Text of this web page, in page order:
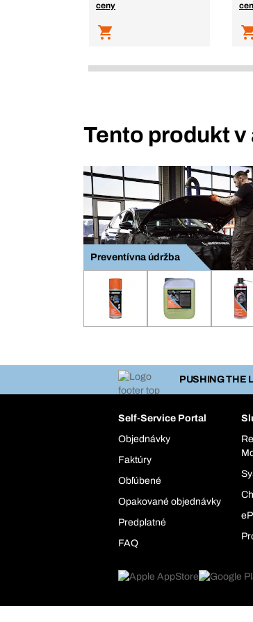
ceny
Tento produkt
Preventívna údržba
PUSHING THE
Self-Service Portal
Objednávky
Faktúry
Obľúbené
Opakované objednávky
Predplatné
FAQ